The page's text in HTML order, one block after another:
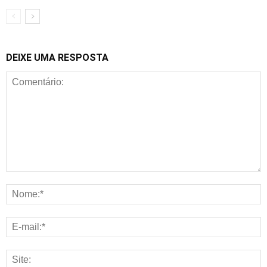
DEIXE UMA RESPOSTA